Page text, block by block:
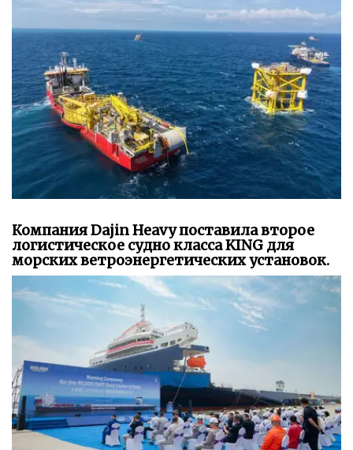
Компания Dajin Heavy поставила второе
логистическое судно класса KING для
морских ветроэнергетических установок.